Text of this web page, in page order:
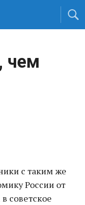
чем
с таким же
России от
советское